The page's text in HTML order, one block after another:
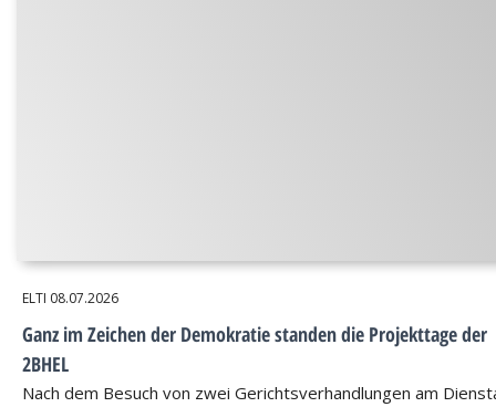
ELTI 08.07.2026
Ganz im Zeichen der Demokratie standen die Projekttage der
2BHEL
Nach dem Besuch von zwei Gerichtsverhandlungen am